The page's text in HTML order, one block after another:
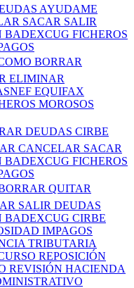
AYUDAME
SACAR SALIR
FICHEROS
BORRAR
ELIMINAR
EQUIFAX
MOROSOS
DEUDAS CIRBE
CANCELAR SACAR
FICHEROS
QUITAR
SALIR DEUDAS
BADEXCUG CIRBE
IMPAGOS
TRIBUTARIA
REPOSICIÓN
REVISIÓN HACIENDA